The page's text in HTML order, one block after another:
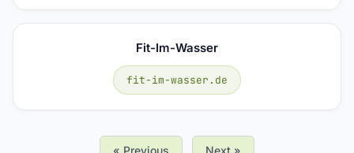
Fit-Im-Wasser
fit-im-wasser.de
« Previous Next »